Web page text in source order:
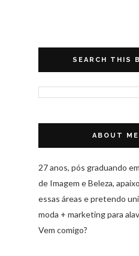
SEARCH THIS
ABOUT ME
27 anos, pós graduando
de Imagem e Beleza,
essas áreas e pretendo
moda + marketing para
Vem comigo?